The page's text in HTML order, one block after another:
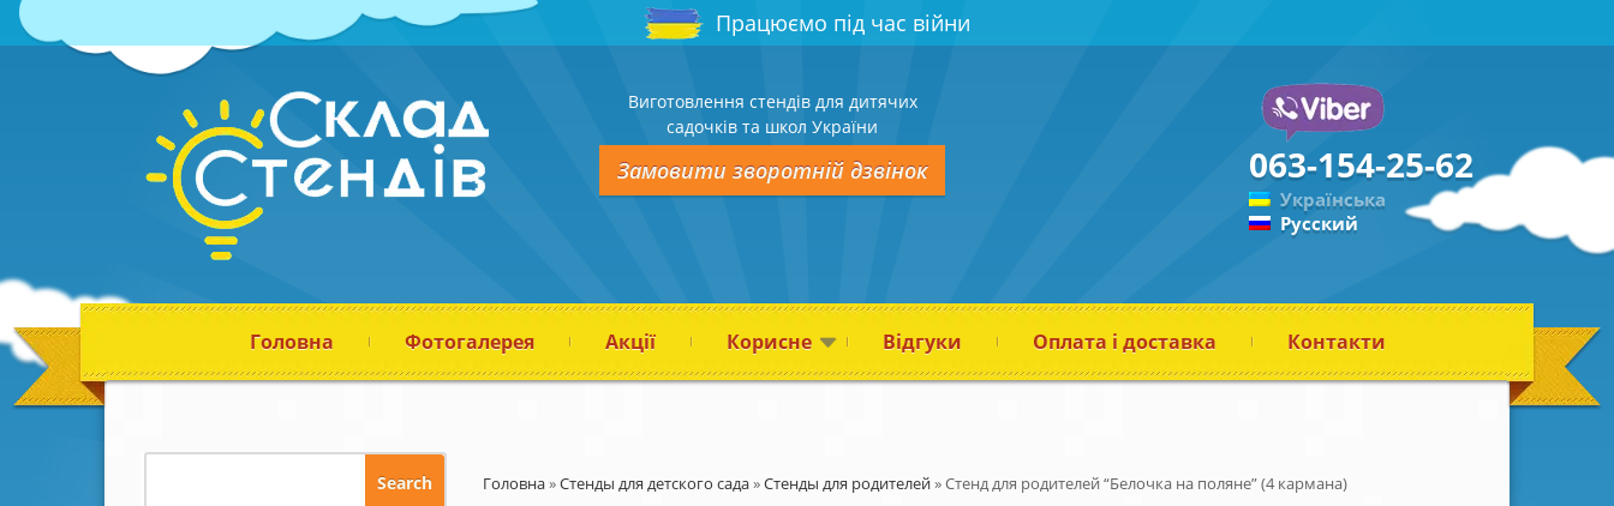
Працюємо під час війни
Виготовлення стендів для дитячих
садочків та школ України
Замовити зворотній дзвінок 063-154-25-62
Українська
Русский
Головна Фотогалерея Акції Корисне Відгуки Оплата і доставка Контакти
Головна»Стенды для детского сада»Стенды для родителей»Стенд для родителей “Белочка на поляне” (4 кармана)